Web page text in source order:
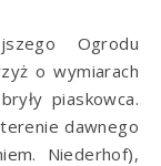
o wymiarach
piaskowca.
dawnego
Niederhof),